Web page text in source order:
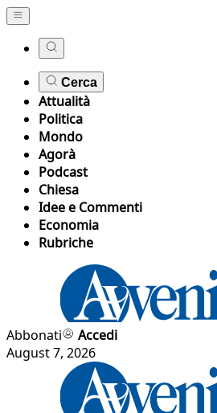
Cerca
Attualità
Politica
Mondo
Agorà
Podcast
Chiesa
Idee e Commenti
Economia
Rubriche
Abbonati
Accedi
August 7, 2026